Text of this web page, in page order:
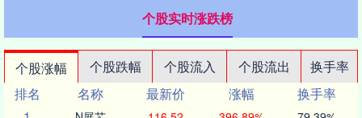
个股实时涨跌榜
个股涨幅 个股跌幅 个股流入 个股流出
换手率
排名
名称 最新价 涨幅
换手率